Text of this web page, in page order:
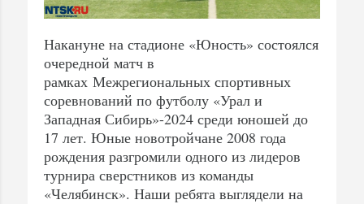
Накануне на стадионе «Юность» состоялся
очередной матч в
рамках Межрегиональных спортивных
соревнований по футболу «Урал и
Западная Сибирь»-2024 среди юношей до
17 лет. Юные новотройчане 2008 года
рождения разгромили одного из лидеров
турнира сверстников из команды
«Челябинск». Наши ребята выглядели на